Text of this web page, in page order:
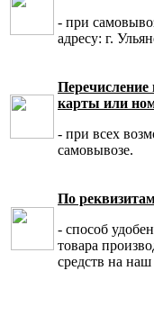
- при
адресу: г.
Перечисление
карты или
- при всех
самовывозе.
По
- способ
товара
средств на